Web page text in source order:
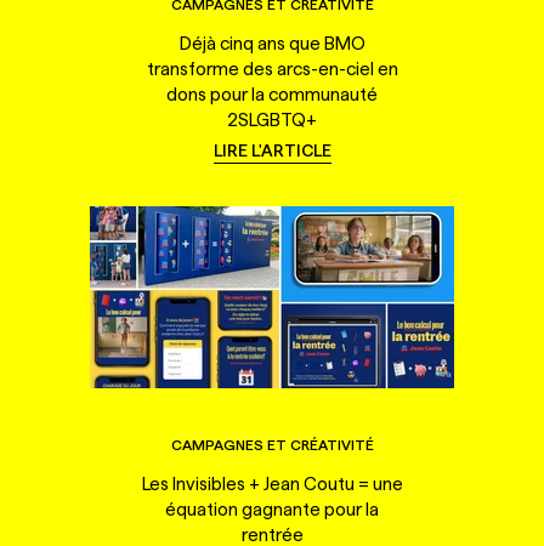
CAMPAGNES ET CRÉATIVITÉ
Déjà cinq ans que BMO
transforme des arcs-en-ciel en
dons pour la communauté
2SLGBTQ+
LIRE L'ARTICLE
CAMPAGNES ET CRÉATIVITÉ
Les Invisibles + Jean Coutu = une
équation gagnante pour la
rentrée